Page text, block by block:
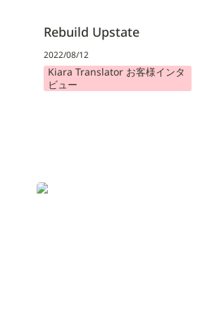
Rebuild Upstate
2022/08/12
Kiara Translator お客様インタ
ビュー
桑村 時生さんウクライナ支援事